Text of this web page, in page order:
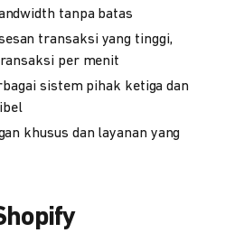
tanpa batas
transaksi yang tinggi,
per menit
sistem pihak ketiga dan
khusus dan layanan yang